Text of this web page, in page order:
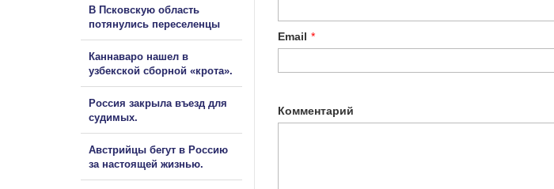
Email *
Комментарий
В Псковскую область
потянулись переселенцы
Каннаваро нашел в
узбекской сборной «крота».
Россия закрыла въезд для
судимых.
Австрийцы бегут в Россию
за настоящей жизнью.